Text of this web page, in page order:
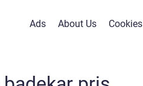
Ads About Us Cookies